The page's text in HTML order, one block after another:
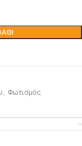
, Φωτισμός